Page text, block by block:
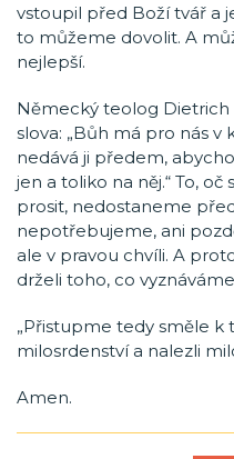
vstoupil před Boží tvář a
to můžeme dovolit. A
nejlepší.
Německý teolog
slova: „Bůh má pro nás v
nedává ji předem,
jen a toliko na něj.“ To,
prosit, nedostaneme
nepotřebujeme, ani
ale v pravou chvíli. A
drželi toho, co
„Přistupme tedy směle k
milosrdenství a nalezli
Amen.